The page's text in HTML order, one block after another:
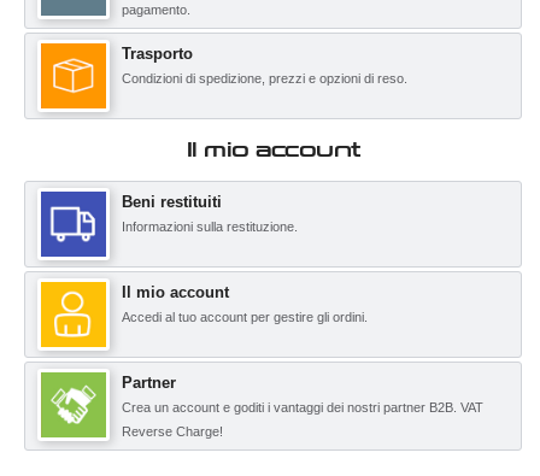
pagamento.
Trasporto
Condizioni di spedizione, prezzi e opzioni di reso.
Il mio account
Beni restituiti
Informazioni sulla restituzione.
Il mio account
Accedi al tuo account per gestire gli ordini.
Partner
Crea un account e goditi i vantaggi dei nostri partner B2B. VAT
Reverse Charge!